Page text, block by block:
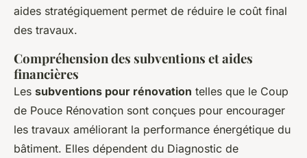
aides stratégiquement permet de réduire le coût final
des travaux.
Compréhension des subventions et aides
financières
Les subventions pour rénovation telles que le Coup
de Pouce Rénovation sont conçues pour encourager
les travaux améliorant la performance énergétique du
bâtiment. Elles dépendent du Diagnostic de